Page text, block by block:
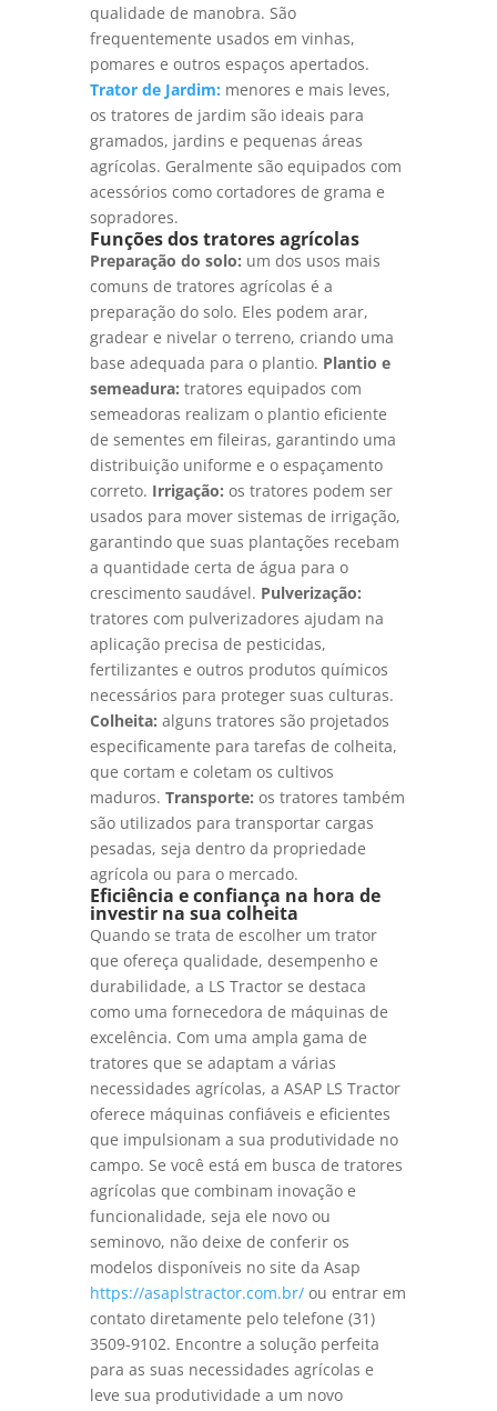
qualidade de manobra. São
frequentemente usados em vinhas,
pomares e outros espaços apertados.
Trator de Jardim: menores e mais leves,
os tratores de jardim são ideais para
gramados, jardins e pequenas áreas
agrícolas. Geralmente são equipados com
acessórios como cortadores de grama e
sopradores.
Funções dos tratores agrícolas
Preparação do solo: um dos usos mais
comuns de tratores agrícolas é a
preparação do solo. Eles podem arar,
gradear e nivelar o terreno, criando uma
base adequada para o plantio. Plantio e
semeadura: tratores equipados com
semeadoras realizam o plantio eficiente
de sementes em fileiras, garantindo uma
distribuição uniforme e o espaçamento
correto. Irrigação: os tratores podem ser
usados para mover sistemas de irrigação,
garantindo que suas plantações recebam
a quantidade certa de água para o
crescimento saudável. Pulverização:
tratores com pulverizadores ajudam na
aplicação precisa de pesticidas,
fertilizantes e outros produtos químicos
necessários para proteger suas culturas.
Colheita: alguns tratores são projetados
especificamente para tarefas de colheita,
que cortam e coletam os cultivos
maduros. Transporte: os tratores também
são utilizados para transportar cargas
pesadas, seja dentro da propriedade
agrícola ou para o mercado.
Eficiência e confiança na hora de
investir na sua colheita
Quando se trata de escolher um trator
que ofereça qualidade, desempenho e
durabilidade, a LS Tractor se destaca
como uma fornecedora de máquinas de
excelência. Com uma ampla gama de
tratores que se adaptam a várias
necessidades agrícolas, a ASAP LS Tractor
oferece máquinas confiáveis e eficientes
que impulsionam a sua produtividade no
campo. Se você está em busca de tratores
agrícolas que combinam inovação e
funcionalidade, seja ele novo ou
seminovo, não deixe de conferir os
modelos disponíveis no site da Asap
https://asaplstractor.com.br/ou entrar em
contato diretamente pelo telefone (31)
3509-9102. Encontre a solução perfeita
para as suas necessidades agrícolas e
leve sua produtividade a um novo